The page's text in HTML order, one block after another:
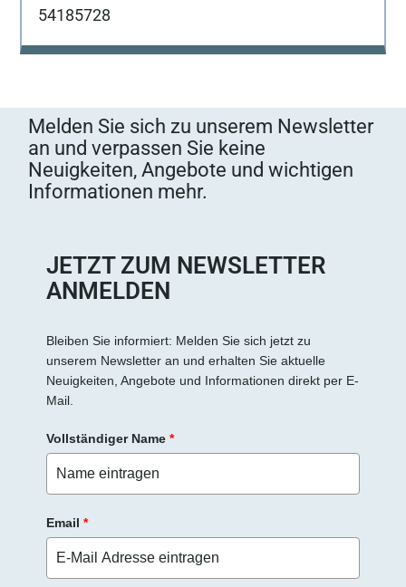
54185728
Melden Sie sich zu unserem Newsletter
an und verpassen Sie keine
Neuigkeiten, Angebote und wichtigen
Informationen mehr.
JETZT ZUM NEWSLETTER
ANMELDEN
Bleiben Sie informiert: Melden Sie sich jetzt zu
unserem Newsletter an und erhalten Sie aktuelle
Neuigkeiten, Angebote und Informationen direkt per E-
Mail.
Vollständiger Name *
Email *